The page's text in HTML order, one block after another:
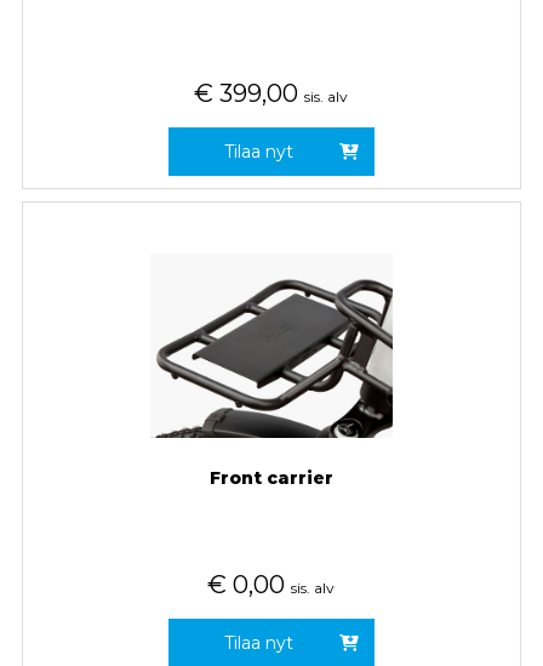
€ 399,00 sis. alv
Tilaa nyt
Front carrier
€ 0,00 sis. alv
Tilaa nyt